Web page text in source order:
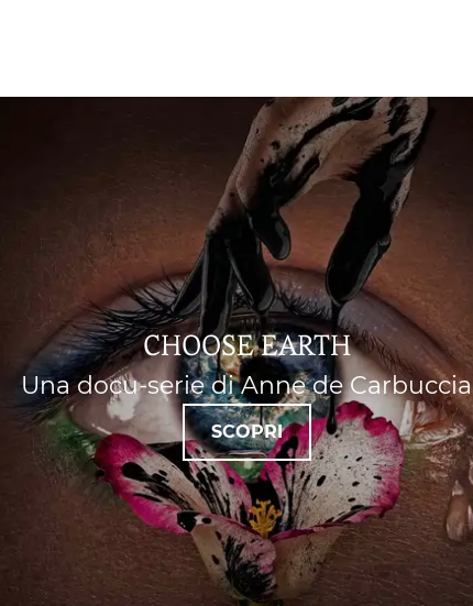
CHOOSE EARTH
Una docu-serie di Anne de Carbuccia
SCOPRI